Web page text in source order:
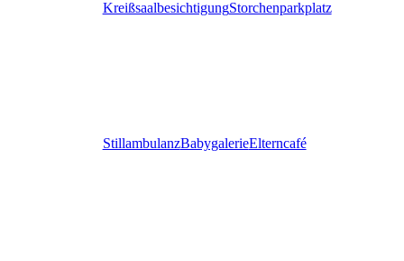
KreißsaalbesichtigungStorchenparkplatz
StillambulanzBabygalerieElterncafé